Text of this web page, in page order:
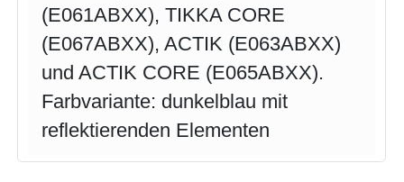
(E061ABXX), TIKKA CORE
(E067ABXX), ACTIK (E063ABXX)
und ACTIK CORE (E065ABXX).
Farbvariante: dunkelblau mit
reflektierenden Elementen